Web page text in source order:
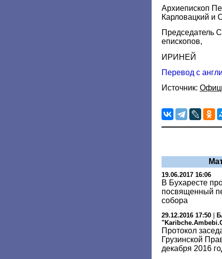
Архиепископ
Карловацкий и
Председатель
епископов,
ИРИНЕЙ
Перевод с
Источник:
19.06.2017 16:06
В Бухаресте
посвященный
собора
29.12.2016 17:50
Протокол
Грузинской
декабря 2016